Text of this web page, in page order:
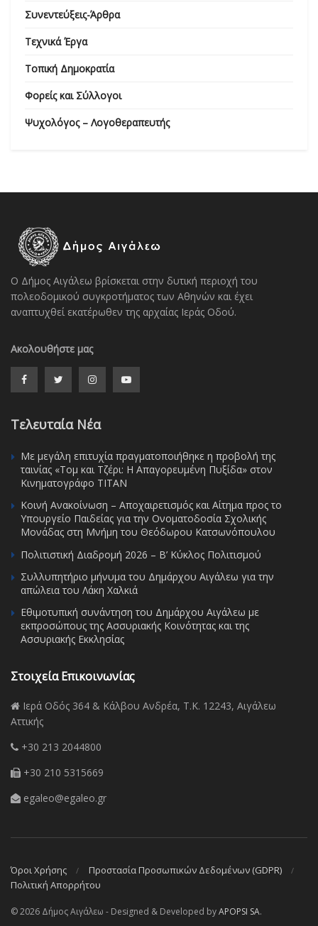
Συνεντεύξεις-Άρθρα
Τεχνικά Έργα
Τοπική Δημοκρατία
Φορείς και Σύλλογοι
Ψυχολόγος – Λογοθεραπευτής
Ο Δήμος Αιγάλεω βρίσκεται στην δυτική περιοχή του
πολεοδομικού συγκροτήματος των Αθηνών και έχει
αναπτυχθεί εκατέρωθεν της αρχαίας Ιεράς Οδού.
Ακολουθήστε μας
Τελευταία Νέα
Με μεγάλη επιτυχία πραγματοποιήθηκε η προβολή της
ταινίας «Τομ και Τζέρι: Η Απαγορευμένη Πυξίδα» στον
Κινηματογράφο ΤΙΤΑΝ
Κοινή Ανακοίνωση – Αποχαιρετισμός και Αίτημα προς το
Υπουργείο Παιδείας για την Ονοματοδοσία Σχολικής
Μονάδας στη Μνήμη του Θεόδωρου Κατσωνόπουλου
Πολιτιστική Διαδρομή 2026 – Β’ Κύκλος Πολιτισμού
Συλλυπητήριο μήνυμα του Δημάρχου Αιγάλεω για την
απώλεια του Λάκη Χαλκιά
Εθιμοτυπική συνάντηση του Δημάρχου Αιγάλεω με
εκπροσώπους της Ασσυριακής Κοινότητας και της
Ασσυριακής Εκκλησίας
Στοιχεία Επικοινωνίας
Ιερά Οδός 364 & Κάλβου Ανδρέα, Τ.Κ. 12243, Αιγάλεω
Αττικής
+30 213 2044800
+30 210 5315669
egaleo@egaleo.gr
Όροι Χρήσης
Προστασία Προσωπικών Δεδομένων (GDPR)
Πολιτική Απορρήτου
© 2026 Δήμος Αιγάλεω - Designed & Developed byAPOPSI SA.